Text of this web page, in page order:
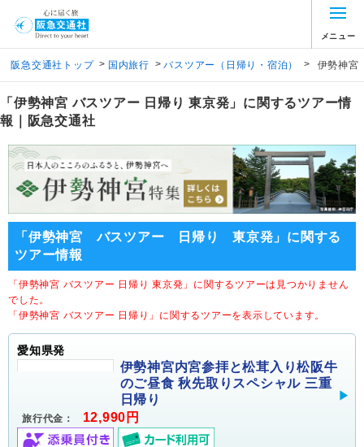
メニュー
阪急交通社トップ > 国内旅行 > バスツアー（日帰り・宿泊） > 伊勢神
「伊勢神宮 バスツアー 日帰り 東京発」に関するツアー情
報｜阪急交通社
「伊勢神宮 バスツアー 日帰り 東京発」に関する
ツアー情報
「伊勢神宮 バスツアー 日帰り 東京発」に関するツアーは見つかりません
でした。
「伊勢神宮 バスツアー 日帰り」に関するツアーを表示しています。
愛知県発
伊勢神宮内宮参拝と松茸入り松阪牛
のご昼食 秋先取りスペシャル 三重
日帰り
旅行代金： 12,990円